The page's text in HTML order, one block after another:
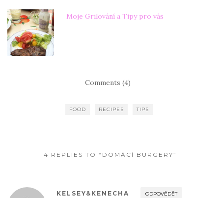
Moje Grilování a Tipy pro vás
Comments (4)
FOOD RECIPES TIPS
4 REPLIES TO “DOMÁCÍ BURGERY”
KELSEY&KENECHA ODPOVĚDĚT